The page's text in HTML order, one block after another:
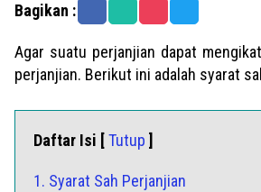
Bagikan :
Agar suatu perjanjian dapat
perjanjian. Berikut ini adalah syarat
Daftar Isi [Tutup ]
1. Syarat Sah Perjanjian